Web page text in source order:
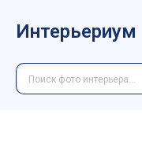
Интерьериум